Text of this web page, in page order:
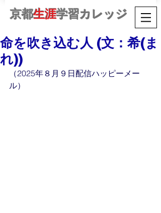
京都生涯学習カレッジ
命を吹き込む人 (文：希(ま
れ))
（2025年８月９日配信ハッピーメー
ル）